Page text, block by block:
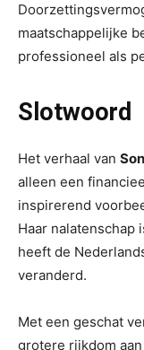
maatschappelijke
professioneel als
Slotwoord
Het verhaal van
alleen een
inspirerend
Haar
heeft de
veranderd.
Met een geschat
grotere rijkdom